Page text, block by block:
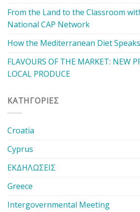
From the Land to the Classroom
National CAP Network
How the Mediterranean Diet
FLAVOURS OF THE MARKET: NEW
LOCAL PRODUCE
KΑΤΗΓΟΡΊΕΣ
Croatia
Cyprus
ΕΚΔΗΛΩΣΕΙΣ
Greece
Intergovernmental Meeting